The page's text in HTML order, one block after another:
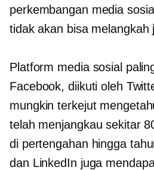
perkembangan media
tidak akan bisa melangkah
Platform media sosial
Facebook, diikuti oleh
mungkin terkejut
telah menjangkau sekitar
di pertengahan hingga
dan LinkedIn juga